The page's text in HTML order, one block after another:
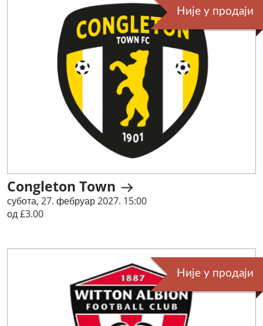
Није у продаји
Congleton Town
субота, 27. фебруар 2027. 15:00
од £3.00
Није у продаји